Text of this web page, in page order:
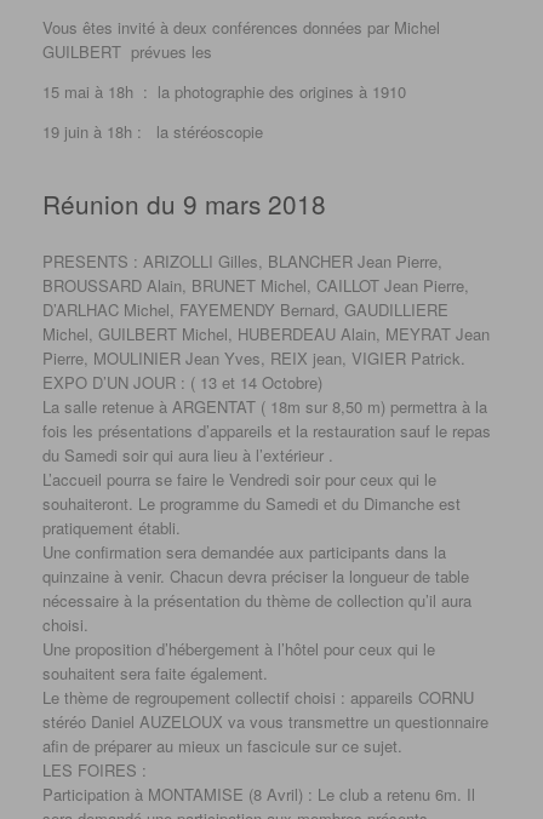
Vous êtes invité à deux conférences données par Michel
GUILBERT prévues les
15 mai à 18h : la photographie des origines à 1910
19 juin à 18h : la stéréoscopie
Réunion du 9 mars 2018
PRESENTS : ARIZOLLI Gilles, BLANCHER Jean Pierre,
BROUSSARD Alain, BRUNET Michel, CAILLOT Jean Pierre,
D’ARLHAC Michel, FAYEMENDY Bernard, GAUDILLIERE
Michel, GUILBERT Michel, HUBERDEAU Alain, MEYRAT Jean
Pierre, MOULINIER Jean Yves, REIX jean, VIGIER Patrick.
EXPO D’UN JOUR : ( 13 et 14 Octobre)
La salle retenue à ARGENTAT ( 18m sur 8,50 m) permettra à la
fois les présentations d’appareils et la restauration sauf le repas
du Samedi soir qui aura lieu à l’extérieur .
L’accueil pourra se faire le Vendredi soir pour ceux qui le
souhaiteront. Le programme du Samedi et du Dimanche est
pratiquement établi.
Une confirmation sera demandée aux participants dans la
quinzaine à venir. Chacun devra préciser la longueur de table
nécessaire à la présentation du thème de collection qu’il aura
choisi.
Une proposition d’hébergement à l’hôtel pour ceux qui le
souhaitent sera faite également.
Le thème de regroupement collectif choisi : appareils CORNU
stéréo Daniel AUZELOUX va vous transmettre un questionnaire
afin de préparer au mieux un fascicule sur ce sujet.
LES FOIRES :
Participation à MONTAMISE (8 Avril) : Le club a retenu 6m. Il